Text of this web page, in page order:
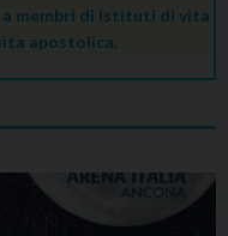
membri di Istituti di vita
apostolica.